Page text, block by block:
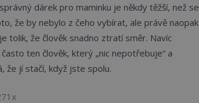
dárek pro maminku je někdy těžší, než se
že by nebylo z čeho vybírat, ale právě naopak
tolik, že člověk snadno ztratí směr. Navíc
ten člověk, který „nic nepotřebuje“ a
že jí stačí, když jste spolu.